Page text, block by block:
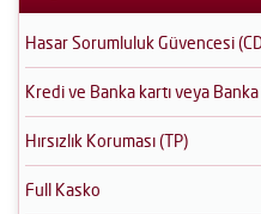
Hasar Sorumluluk Güvencesi
Kredi ve Banka kartı veya
Hırsızlık Koruması (TP)
Full Kasko